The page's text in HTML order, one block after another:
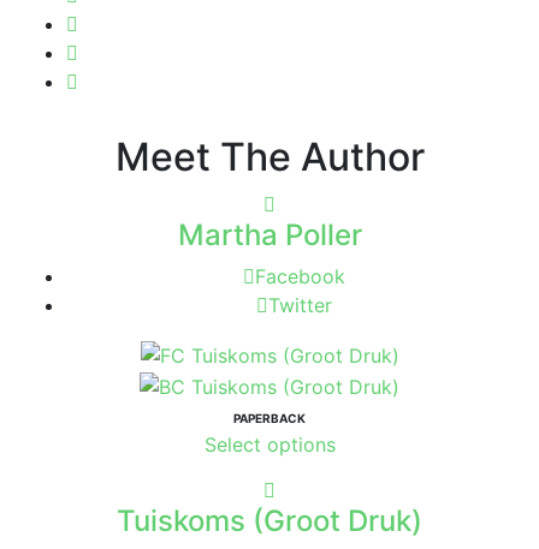
Meet The Author
Martha Poller
Facebook
Twitter
PAPERBACK
Select optionsThis
multiple
Tuiskoms (Groot Druk)